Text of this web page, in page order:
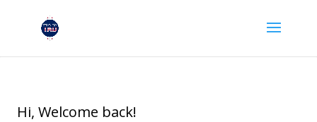
Hi, Welcome back!